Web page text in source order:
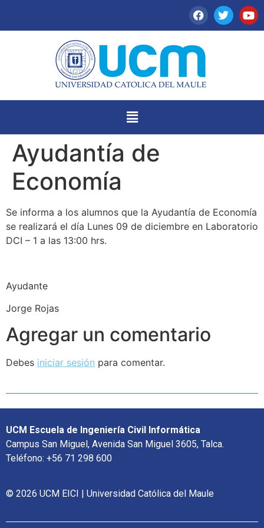
Ayudantía de
Economía
Se informa a los alumnos que la Ayudantía de Economía
se realizará el día Lunes 09 de diciembre en Laboratorio
DCI – 1 a las 13:00 hrs.
Ayudante
Jorge Rojas
Agregar un comentario
Debes iniciar sesión para comentar.
UCM Escuela de Ingeniería Civil Informática
Campus San Miguel, Avenida San Miguel 3605, Talca.
Teléfono: +56 71 298 600
© 2026 UCM EICI | Universidad Católica del Maule